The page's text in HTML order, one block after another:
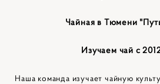
Чайная в Тюмени
Изучаем чай с
Наша команда изучает чайную